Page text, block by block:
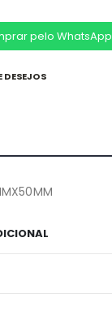
pelo WhatsApp
DESEJOS